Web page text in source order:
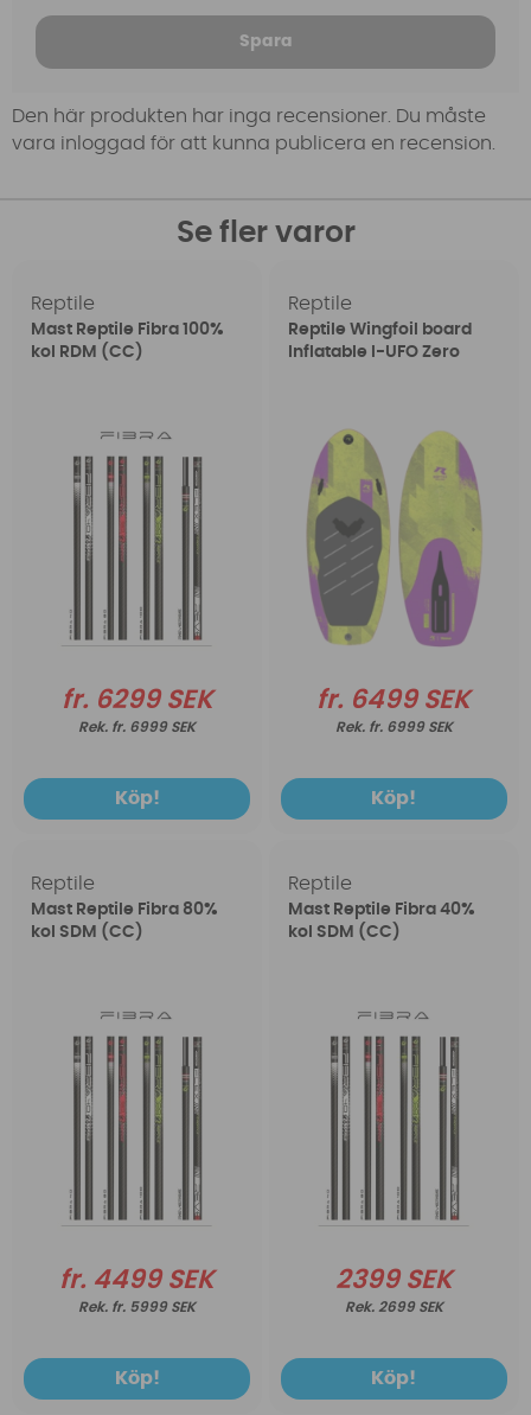
Spara
Den här produkten har inga recensioner. Du måste
vara inloggad för att kunna publicera en recension.
Se fler varor
Reptile
Mast Reptile Fibra 100%
kol RDM (CC)
fr. 6299 SEK
fr. 6999 SEK
Köp!
Reptile
Reptile Wingfoil board
Inflatable I-UFO Zero
fr. 6499 SEK
fr. 6999 SEK
Köp!
Reptile
Mast Reptile Fibra 80%
kol SDM (CC)
fr. 4499 SEK
fr. 5999 SEK
Köp!
Reptile
Mast Reptile Fibra 40%
kol SDM (CC)
2399 SEK
2699 SEK
Köp!